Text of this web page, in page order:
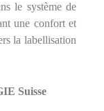
le système de
une confort et
la labellisation
Suisse